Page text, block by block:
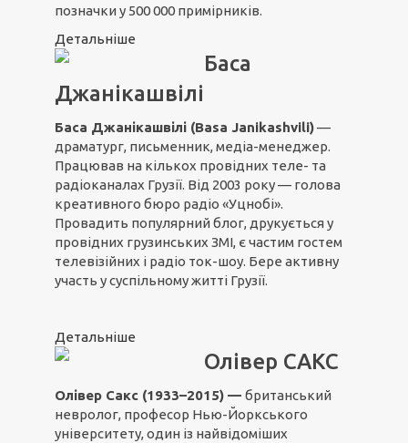
позначки у 500 000 примірників.
Детальніше
Баса
Джанікашвілі
Баса Джанікашвілі (Basa Janikashvili)—
драматург, письменник, медіа-менеджер.
Працював на кількох провідних теле- та
радіоканалах Грузії. Від 2003 року — голова
креативного бюро радіо «Уцнобі».
Провадить популярний блог, друкується у
провідних грузинських ЗМІ, є частим гостем
телевізійних і радіо ток-шоу. Бере активну
участь у суспільному житті Грузії.
Детальніше
Олівер САКС
Олівер Сакс (1933–2015) — британський
невролог, професор Нью-Йоркського
університету, один із найвідоміших